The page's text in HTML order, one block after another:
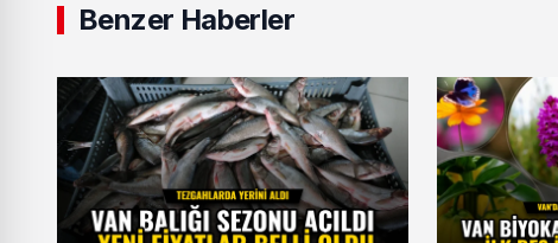
Benzer Haberler